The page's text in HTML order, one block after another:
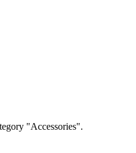
"Accessories".